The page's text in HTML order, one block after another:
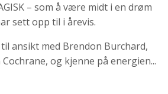
– som å være midt i en drøm
sett opp til i årevis.
ansikt med Brendon Burchard,
og kjenne på energien...